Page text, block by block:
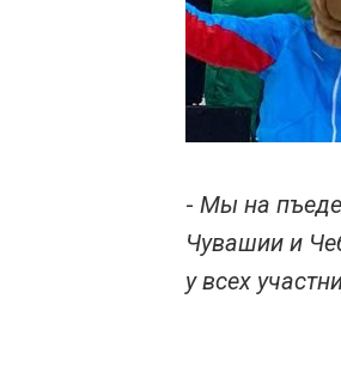
- Мы на
Чувашии и
у всех